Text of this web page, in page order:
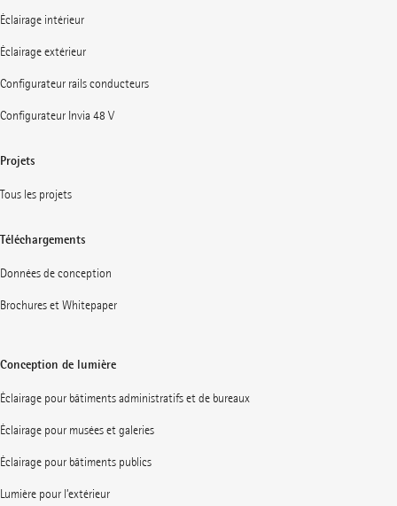
Éclairage intérieur
Éclairage extérieur
Configurateur rails conducteurs
Configurateur Invia 48 V
Projets
Tous les projets
Téléchargements
Données de conception
Brochures et Whitepaper
Conception de lumière
Éclairage pour bâtiments administratifs et de bureaux
Éclairage pour musées et galeries
Éclairage pour bâtiments publics
Lumière pour l’extérieur